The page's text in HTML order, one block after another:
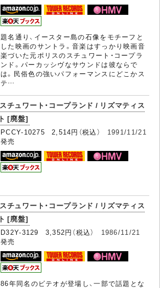
題名通り、イースター島の石像をモチーフと
した映画のサントラ。音楽はすっかり映画音
楽づいた元ポリスのスチュワート・コープラ
ンド。パーカッシヴなサウンドは彼ならで
は。民俗色の強いパフォーマンスにどこかス
テ…
スチュワート・コープランド / リズマティス
ト [廃盤]
PCCY-10275 2,514円（税込） 1991/11/21
発売
スチュワート・コープランド / リズマティス
ト [廃盤]
D32Y-3129 3,352円（税込） 1986/11/21
発売
86年同名のビテオが登場し、一部で話題とな